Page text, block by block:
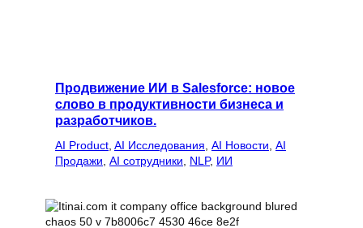
Продвижение ИИ в Salesforce: новое
слово в продуктивности бизнеса и
разработчиков.
AI Product AI Исследования AI Новости AI
Продажи AI сотрудники NLP, ИИ